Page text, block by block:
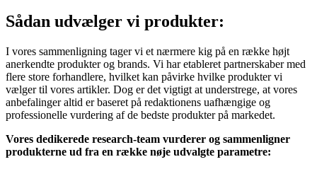
Sådan udvælger vi produkter:
I vores sammenligning tager vi et nærmere kig på en række højt
anerkendte produkter og brands. Vi har etableret partnerskaber med
flere store forhandlere, hvilket kan påvirke hvilke produkter vi
vælger til vores artikler. Dog er det vigtigt at understrege, at vores
anbefalinger altid er baseret på redaktionens uafhængige og
professionelle vurdering af de bedste produkter på markedet.
Vores dedikerede research-team vurderer og sammenligner
produkterne ud fra en række nøje udvalgte parametre: